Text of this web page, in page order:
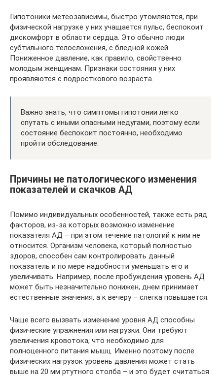
Гипотоники метеозависимы, быстро утомляются, при
физической нагрузке у них учащается пульс, беспокоит
дискомфорт в области сердца. Это обычно люди
субтильного телосложения, с бледной кожей.
Пониженное давление, как правило, свойственно
молодым женщинам. Признаки состояния у них
проявляются с подросткового возраста.
Важно знать, что симптомы гипотонии легко
спутать с иными опасными недугами, поэтому если
состояние беспокоит постоянно, необходимо
пройти обследование.
Причины не патологического изменения
показателей и скачков АД
Помимо индивидуальных особенностей, также есть ряд
факторов, из-за которых возможно изменение
показателя АД – при этом течение патологий к ним не
относится. Организм человека, который полностью
здоров, способен сам контролировать данный
показатель и по мере надобности уменьшать его и
увеличивать. Например, после пробуждения уровень АД
может быть незначительно понижен, днем принимает
естественные значения, а к вечеру – слегка повышается.
Чаще всего вызвать изменение уровня АД способны
физические упражнения или нагрузки. Они требуют
увеличения кровотока, что необходимо для
полноценного питания мышц. Именно поэтому после
физических нагрузок уровень давления может стать
выше на 20 мм ртутного столба – и это будет считаться